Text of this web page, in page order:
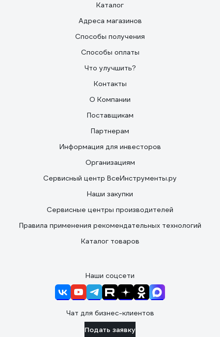
Каталог
Адреса магазинов
Способы получения
Способы оплаты
Что улучшить?
Контакты
О Компании
Поставщикам
Партнерам
Информация для инвесторов
Организациям
Сервисный центр ВсеИнструменты.ру
Наши закупки
Сервисные центры производителей
Правила применения рекомендательных технологий
Каталог товаров
Наши соцсети
Чат для бизнес-клиентов
Подать заявку